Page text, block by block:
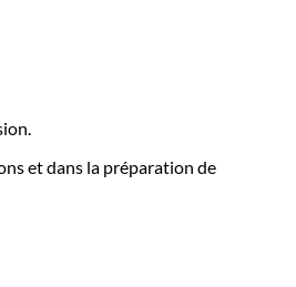
et dans la préparation de